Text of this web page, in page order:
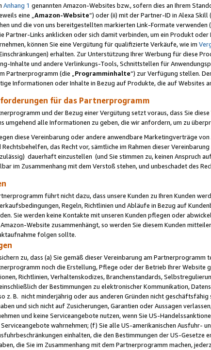
Anhang 1 genannten Amazon-Websites bzw., sofern dies an Ihrem
eine „ Amazon-Website“) oder (ii) mit der Partner-ID in Alexa Skill
und die von uns bereitgestellten markierten Link-Formate verwenden („
Partner-Links anklicken oder sich damit verbinden, um ein Produkt
können Sie eine Vergütung für qualifizierte Verkäufe, wie im
erhalten. Zur Unterstützung Ihrer Werbung für diese
Inhalte und andere Verlinkungs-Tools, Schnittstellen für
Partnerprogramm (die „ Programminhalte“) zur Verfügung stellen.
Informationen oder Inhalte in Bezug auf Produkte, die auf Websites
für das Partnerprogramm
und der Bezug einer Vergütung setzt voraus, dass Sie
umgehend alle Informationen zu geben, die wir anfordern, um zu
diese Vereinbarung oder andere anwendbare Marketingverträge
Rechtsbehelfen, das Recht vor, sämtliche im Rahmen dieser
dauerhaft einzustellen (und Sie stimmen zu, keinen Anspruch
im Zusammenhang mit dem Verstoß stehen, und unbeschadet des
führt nicht dazu, dass unsere Kunden zu Ihren Kunden
Regeln, Richtlinien und Abläufe in Bezug auf
Sie werden keine Kontakte mit unseren Kunden pflegen oder
Website zusammenhängt, so werden Sie diesem Kunden
folgen sollte.
zu, dass (a) Sie gemäß dieser Vereinbarung am
noch die Erstellung, Pflege oder der Betrieb Ihrer
Richtlinien, Verhaltenskodizes, Branchenstandards,
der Bestimmungen zu elektronischer Kommunikation,
z. B. nicht minderjährig oder aus anderen Gründen nicht
und sich nicht auf Zusicherungen, Garantien oder Aussagen
und keine Serviceangebote nutzen, wenn Sie US-
wahrnehmen; (f) Sie alle US-amerikanischen Ausfuhr-
einhalten, die den Bestimmungen der US-
die Sie im Zusammenhang mit dem Partnerprogramm machen,